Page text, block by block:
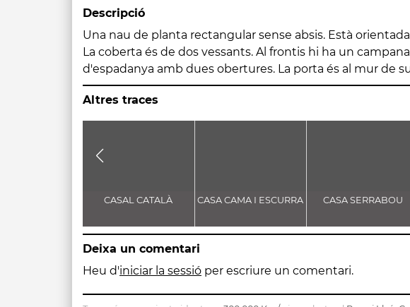
Descripció
Una nau de planta rectangular sense absis. Està
La coberta és de dos vessants. Al frontis hi ha un
d'espadanya amb dues obertures. La porta és al mur de
l'interior hi ha una volta de canó lleugerament
correspon a la part primitiva, i una continuació d'aquesta
Altres traces
CASAL CATALÀ CASA CAMA I ESCURRA CASA SERRABOU
Deixa un comentari
Heu d'iniciar la sessió per escriure un comentari.